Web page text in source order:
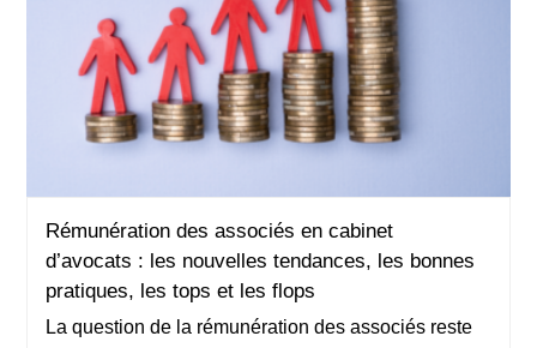
Rémunération des associés en cabinet
d’avocats : les nouvelles tendances, les bonnes
pratiques, les tops et les flops
Rémunération des associés en cabinet
d’avocats : les nouvelles tendances, les bonnes
pratiques, les tops et les flops
La question de la rémunération des associés reste